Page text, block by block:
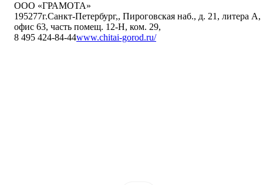
ООО «ГРАМОТА»
195277г.Санкт-Петербург,, Пироговская наб., д. 21, литера А,
офис 63, часть помещ. 12-Н, ком. 29,
8 495 424-84-44www.chitai-gorod.ru/